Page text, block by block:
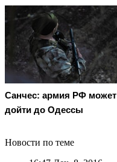
Санчес: армия РФ может
дойти до Одессы
Новости по теме